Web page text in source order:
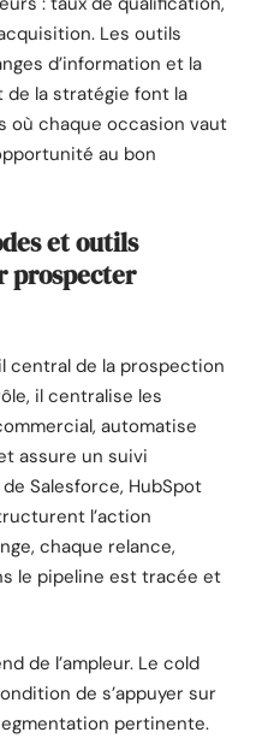
Les outils
d’information et la
de la stratégie font la
où chaque occasion vaut
au bon
et outils
prospecter
central de la prospection
il centralise les
automatise
assure un suivi
de Salesforce, HubSpot
l’action
chaque relance,
le pipeline est tracée et
de l’ampleur. Le cold
de s’appuyer sur
pertinente.